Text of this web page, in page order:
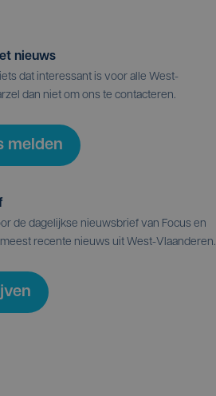
nieuws
dat interessant is voor alle West-
dan niet om ons te contacteren.
melden
de dagelijkse nieuwsbrief van Focus en
recente nieuws uit West-Vlaanderen.